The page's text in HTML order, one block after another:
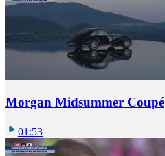
Morgan Midsummer Coupé
01:53